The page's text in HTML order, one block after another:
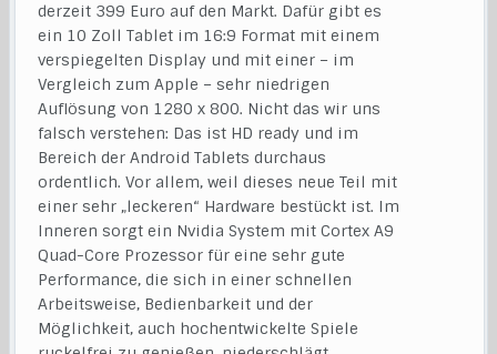
derzeit 399 Euro auf den Markt. Dafür gibt es
ein 10 Zoll Tablet im 16:9 Format mit einem
verspiegelten Display und mit einer – im
Vergleich zum Apple – sehr niedrigen
Auflösung von 1280 x 800. Nicht das wir uns
falsch verstehen: Das ist HD ready und im
Bereich der Android Tablets durchaus
ordentlich. Vor allem, weil dieses neue Teil mit
einer sehr „leckeren“ Hardware bestückt ist. Im
Inneren sorgt ein Nvidia System mit Cortex A9
Quad-Core Prozessor für eine sehr gute
Performance, die sich in einer schnellen
Arbeitsweise, Bedienbarkeit und der
Möglichkeit, auch hochentwickelte Spiele